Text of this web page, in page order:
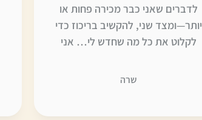
לדברים שאני כבר מכירה פחות או
יותר—ומצד שני, להקשיב בריכוז כדי
לקלוט את כל מה שחדש לי… אני
שרשמתי לעצמי 🙂 כבר מחכה
שרה